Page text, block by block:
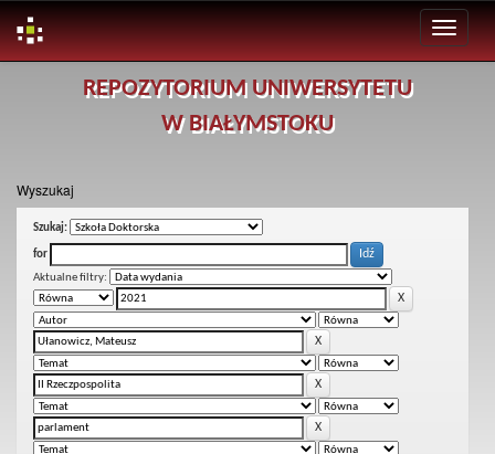
REPOZYTORIUM UNIWERSYTETU
W BIAŁYMSTOKU
Wyszukaj
Szukaj:
for
Aktualne filtry: